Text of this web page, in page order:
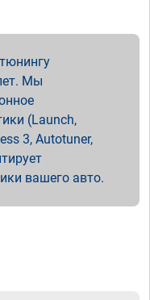
Мы
(Launch,
3, Autotuner,
вашего авто.